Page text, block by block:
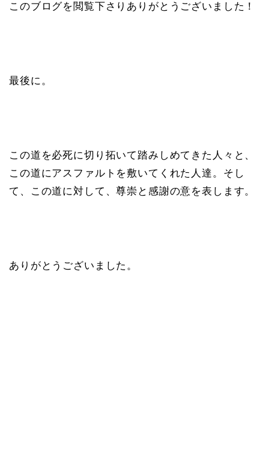
このブログを閲覧下さりありがとうございました！
最後に。
この道を必死に切り拓いて踏みしめてきた人々と、
この道にアスファルトを敷いてくれた人達。そし
て、この道に対して、尊崇と感謝の意を表します。
ありがとうございました。